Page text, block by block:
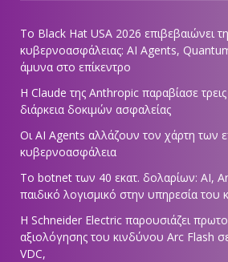
Το Black Hat USA 2026 επιβεβαιώνει
κυβερνοασφάλειας: AI Agents,
άμυνα στο επίκεντρο
Η Claude της Anthropic παραβίασε τρεις
διάρκεια δοκιμών ασφαλείας
Οι AI Agents αλλάζουν τον χάρτη των
κυβερνοασφάλεια
Το botnet των 40 εκατ. δολαρίων: AI,
παιδικό λογισμικό στην υπηρεσία του
Η Schneider Electric παρουσιάζει
αξιολόγησης του κινδύνου Arc Flash
VDC,